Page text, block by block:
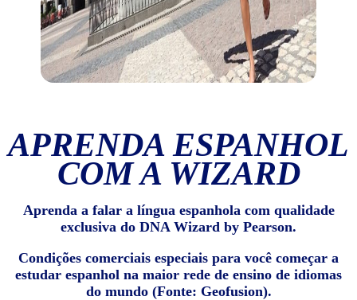
APRENDA ESPANHOL
COM A WIZARD
Aprenda a falar a língua espanhola com qualidade
exclusiva do DNA Wizard by Pearson.
Condições comerciais especiais para você começar a
estudar espanhol na maior rede de ensino de idiomas
do mundo (Fonte: Geofusion).